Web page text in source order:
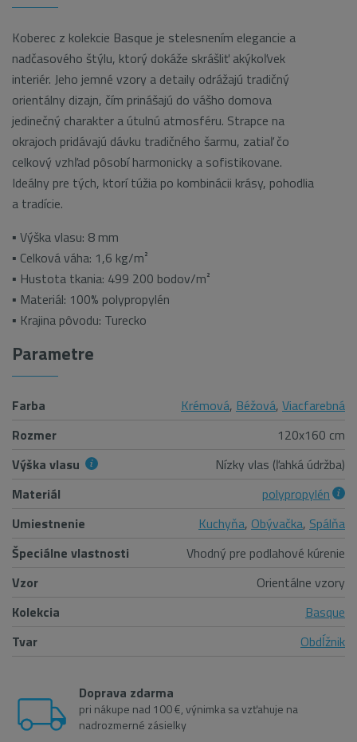
Koberec z kolekcie Basque je stelesnením elegancie a
nadčasového štýlu, ktorý dokáže skrášliť akýkoľvek
interiér. Jeho jemné vzory a detaily odrážajú tradičný
orientálny dizajn, čím prinášajú do vášho domova
jedinečný charakter a útulnú atmosféru. Strapce na
okrajoch pridávajú dávku tradičného šarmu, zatiaľ čo
celkový vzhľad pôsobí harmonicky a sofistikovane.
Ideálny pre tých, ktorí túžia po kombinácii krásy, pohodlia
a tradície.
▪ Výška vlasu: 8 mm
▪ Celková váha: 1,6 kg/m²
▪ Hustota tkania: 499 200 bodov/m²
▪ Materiál: 100% polypropylén
▪ Krajina pôvodu: Turecko
Parametre
Farba Krémová, Béžová, Viacfarebná
Rozmer
120x160 cm
Výška vlasu
Nízky vlas (ľahká údržba)
Materiál
polypropylén
Umiestnenie
Kuchyňa, Obývačka, Spálňa
Špeciálne vlastnosti
Vhodný pre podlahové kúrenie
Vzor
Orientálne vzory
Kolekcia
Basque
Tvar
Obdĺžnik
Doprava zdarma
pri nákupe nad 100 €, výnimka sa vzťahuje na
nadrozmerné zásielky